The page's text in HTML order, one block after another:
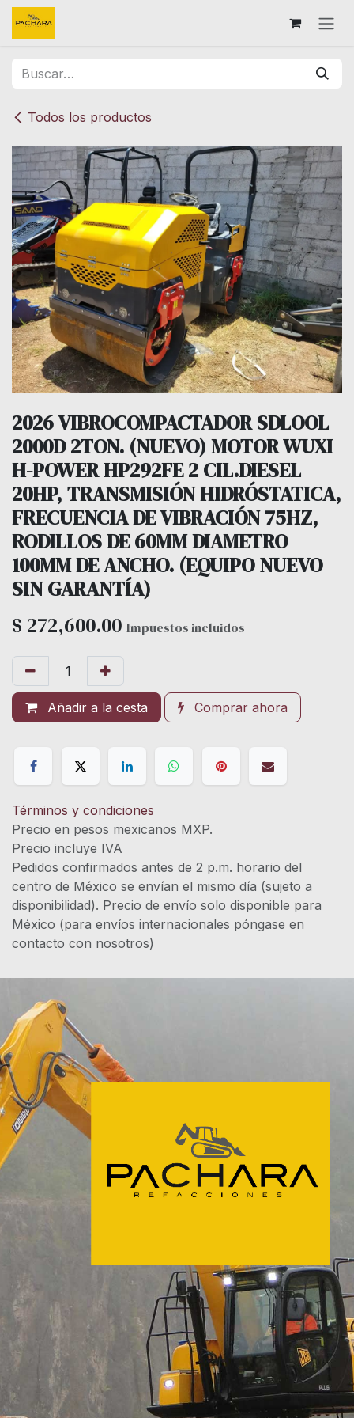
Ir al contenido
Todos los productos
2026 VIBROCOMPACTADOR SDLOOL
2000D 2TON. (NUEVO) MOTOR WUXI
H-POWER HP292FE 2 CIL.DIESEL
20HP, TRANSMISIÓN HIDRÓSTATICA,
FRECUENCIA DE VIBRACIÓN 75HZ,
RODILLOS DE 60MM DIAMETRO
100MM DE ANCHO. (EQUIPO NUEVO
SIN GARANTÍA)
$ 272,600.00 Impuestos incluidos
Añadir a la cesta Comprar ahora
Términos y condiciones
Precio en pesos mexicanos MXP.
Precio incluye IVA
Pedidos confirmados antes de 2 p.m. horario del
centro de México se envían el mismo día (sujeto a
disponibilidad). Precio de envío solo disponible para
México (para envíos internacionales póngase en
contacto con nosotros)